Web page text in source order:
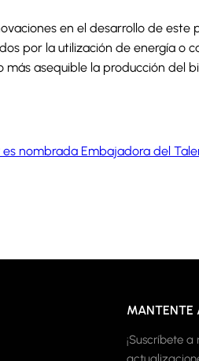
en el desarrollo de este
por la utilización de energía o
asequible la producción del
es nombrada Embajadora del
MANTENTE
¡Suscríbete